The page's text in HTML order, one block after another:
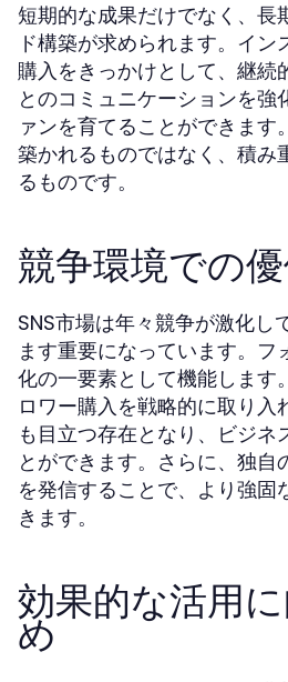
短期的な成果だけでなく、長
ド構築が求められます。イ
購入をきっかけとして、継続
とのコミュニケーションを強
ァンを育てることができま
築かれるものではなく、積み
るものです。
競争環境での
SNS市場は年々競争が激化し
ます重要になっています。フ
化の一要素として機能します
ロワー購入を戦略的に取り入
も目立つ存在となり、ビジネ
とができます。さらに、独自
を発信することで、より強固
きます。
効果的な活用
め